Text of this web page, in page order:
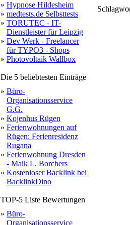
» Hypnose Hildesheim
» medtests.de Selbsttests
» TORUTEC - IT-
Dienstleister für Leipzig
» Dev Werk - Freelancer
für TYPO3 - Shops
» Photovoltaik Wallbox
Die 5 beliebtesten Einträge
» Büro-
Organisationsservice
G.G.
» Kojenhus Rügen
» Ferienwohnungen auf
Rügen: Ferienresidenz
Rugana
» Ferienwohnung Dresden
- Maik L. Borchers
» Kostenloser Backlink bei
BacklinkDino
TOP-5 Liste Bewertungen
» Büro-
Organisationsservice
mybet